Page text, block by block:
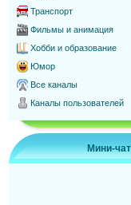
Транспорт
Фильмы и анимация
Хобби и образование
Юмор
Все каналы
Каналы пользователей
Мини-чат